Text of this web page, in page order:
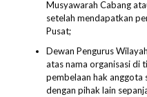
Musyawarah Cabang
setelah mendapatkan
Pusat;
Dewan Pengurus
atas nama organisasi di
pembelaan hak anggota
dengan pihak lain